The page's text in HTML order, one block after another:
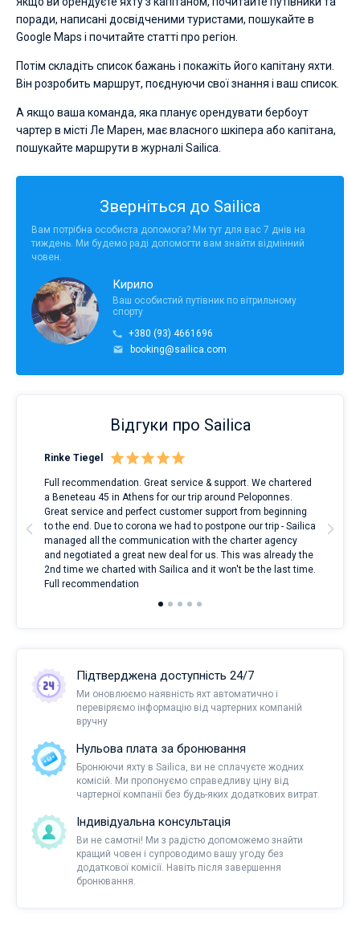
поради, написані досвідченими туристами, пошукайте в
Google Maps і почитайте статті про регіон.
Потім складіть список бажань і покажіть його капітану яхти.
Він розробить маршрут, поєднуючи свої знання і ваш список.
А якщо ваша команда, яка планує орендувати бербоут
чартер в місті Ле Марен, має власного шкіпера або капітана,
пошукайте маршрути в журналі Sailica.
Зверніться до Sailica
Вам потрібна особиста допомога? Ми тут для вас 7 днів на
тиждень. Ми будемо раді допомогти вам знайти відмінний
човен.
Кирило
Ваш особистий путівник по вітрильному
спорту
+380 (93) 4661696
booking@sailica.com
Відгуки про Sailica
Rinke Tiegel
Full recommendation. Great service & support. We chartered
a Beneteau 45 in Athens for our trip around Peloponnes.
Great service and perfect customer support from beginning
to the end. Due to corona we had to postpone our trip - Sailica
managed all the communication with the charter agency
and negotiated a great new deal for us. This was already the
2nd time we charted with Sailica and it won't be the last time.
Full recommendation
Підтверджена доступність 24/7
Ми оновлюємо наявність яхт автоматично і
перевіряємо інформацію від чартерних компаній
вручну
Нульова плата за бронювання
Бронюючи яхту в Sailica, ви не сплачуєте жодних
комісій. Ми пропонуємо справедливу ціну від
чартерної компанії без будь-яких додаткових витрат.
Індивідуальна консультація
Ви не самотні! Ми з радістю допоможемо знайти
кращий човен і супроводимо вашу угоду без
додаткової комісії. Навіть після завершення
бронювання.